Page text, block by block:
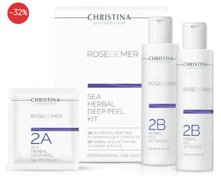
-32%